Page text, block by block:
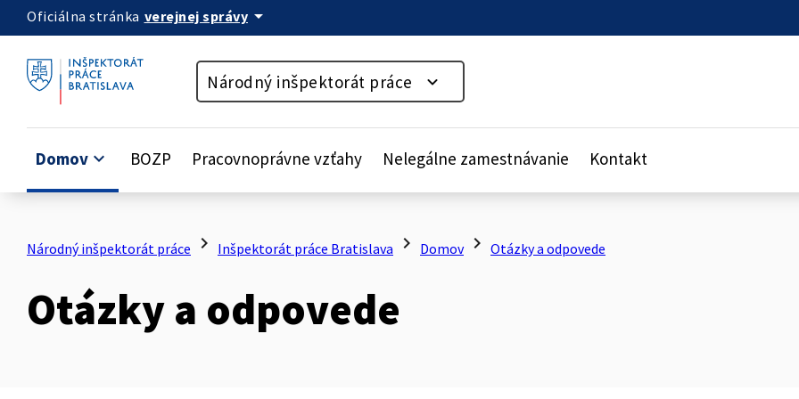
Preskočiť na obsah
Oficiálna stránka verejnej správy arrow_drop_down
Národný inšpektorát práce
Domov keyboard_arrow_down BOZP Pracovnoprávne vzťahy Nelegálne zamestnávanie Kontakt
Národný inšpektorát práce chevron_right Inšpektorát práce Bratislava chevron_right Domov chevron_right Otázky a odpovede
Otázky a odpovede